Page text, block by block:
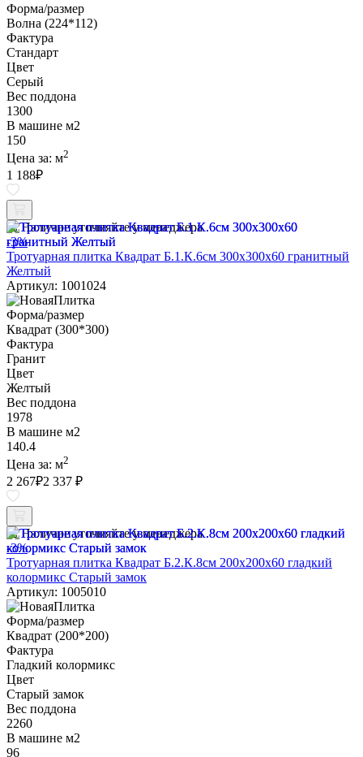
Форма/размер
Волна (224*112)
Фактура
Стандарт
Цвет
Серый
Вес поддона
1300
В машине м2
150
Цена за: м2
1 188₽
Наличие уточняйте у менеджера
-3%
Тротуарная плитка Квадрат Б.1.К.6см 300х300х60 гранитный
Желтый
Артикул: 1001024
Форма/размер
Квадрат (300*300)
Фактура
Гранит
Цвет
Желтый
Вес поддона
1978
В машине м2
140.4
Цена за: м2
2 267₽2 337 ₽
Наличие уточняйте у менеджера
-3%
Тротуарная плитка Квадрат Б.2.К.8см 200х200х60 гладкий
колормикс Старый замок
Артикул: 1005010
Форма/размер
Квадрат (200*200)
Фактура
Гладкий колормикс
Цвет
Старый замок
Вес поддона
2260
В машине м2
96